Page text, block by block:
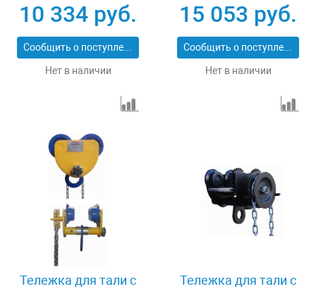
10 334 руб.
Сообщить о поступлении
Нет в наличии
15 053 руб.
Сообщить о поступлении
Нет в наличии
Тележка для тали с
Тележка для тали с